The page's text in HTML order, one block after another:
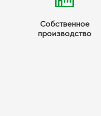
Собственное
производство